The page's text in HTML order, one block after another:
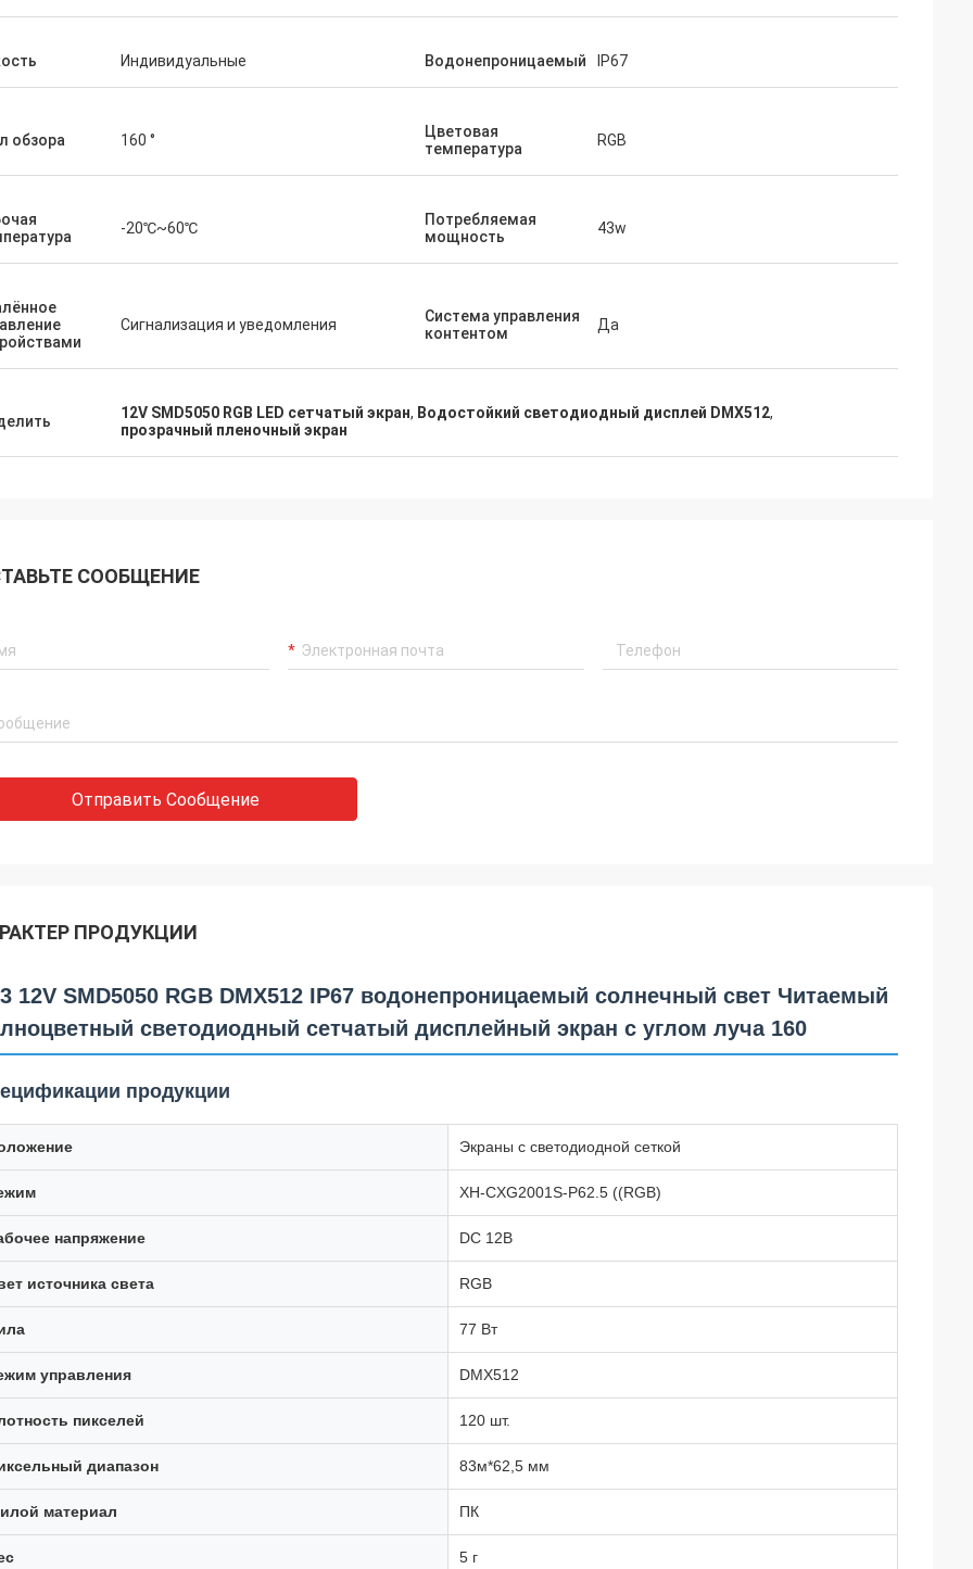
Индивидуальные Водонепроницаемый IP67
обзора 160 °
Цветовая
температура
RGB
-20℃~60℃
Потребляемая
мощность
43w
Сигнализация и уведомления
Система управления
контентом
Да
12V SMD5050 RGB LED сетчатый экран, Водостойкий светодиодный дисплей DMX512,
прозрачный пленочный экран
СООБЩЕНИЕ
Отправить Сообщение
ПРОДУКЦИИ
12V SMD5050 RGB DMX512 IP67 водонепроницаемый солнечный свет Читаемый
светодиодный сетчатый дисплейный экран с углом луча 160
продукции
Экраны с светодиодной сеткой
XH-CXG2001S-P62.5 ((RGB)
напряжение DC 12В
источника света RGB
77 Вт
управления DMX512
пикселей 120 шт.
диапазон 83м*62,5 мм
материал ПК
5 г